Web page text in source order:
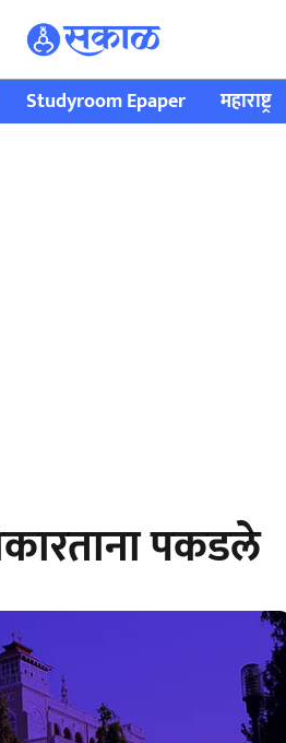
Studyroom Epaper महाराष्ट्र
पकडले